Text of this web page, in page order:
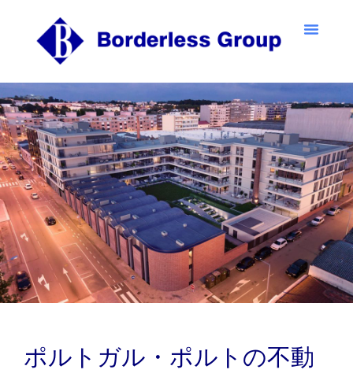
ポルトガル・ポルトの不動